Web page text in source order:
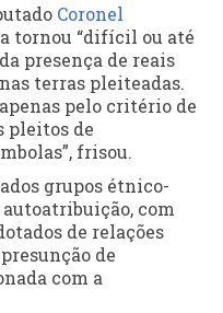
Coronel
tornou “difícil ou até
presença de reais
terras pleiteadas.
pelo critério de
pleitos de
frisou.
grupos étnico-
com
de relações
de
com a